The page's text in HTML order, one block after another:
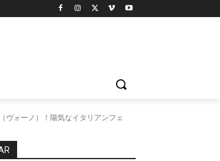
ヴォーノ）！陽気なイタリアンフェ